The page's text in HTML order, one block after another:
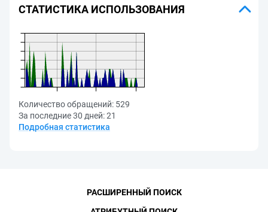
СТАТИСТИКА ИСПОЛЬЗОВАНИЯ
Количество обращений: 529
За последние 30 дней:21
Подробная статистика
РАСШИРЕННЫЙ ПОИСК